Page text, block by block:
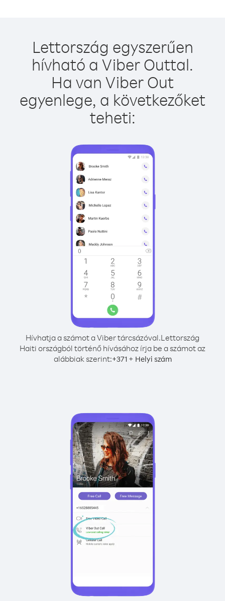
Lettország egyszerűen
hívható a Viber Outtal.
Ha van Viber Out
egyenlege, a következőket
teheti:
Hívhatja a számot a Viber tárcsázóval.Lettország
Haiti országból történő hívásához írja be a számot az
alábbiak szerint:+371+ Helyi szám